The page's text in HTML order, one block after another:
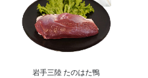
岩手三陸 たのはた鴨